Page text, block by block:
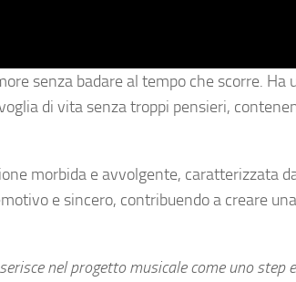
senza badare al tempo che scorre. Ha
di vita senza troppi pensieri,
morbida e avvolgente, caratterizzata
e sincero, contribuendo a creare
nel progetto musicale come uno step